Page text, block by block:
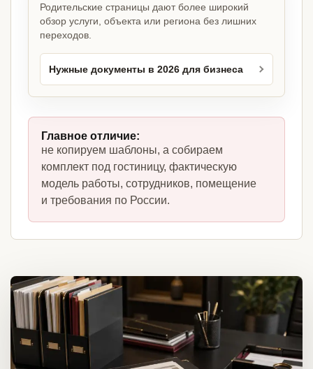
Родительские страницы дают более широкий
обзор услуги, объекта или региона без лишних
переходов.
Нужные документы в 2026 для бизнеса
Главное отличие:
не копируем шаблоны, а собираем
комплект под гостиницу, фактическую
модель работы, сотрудников, помещение
и требования по России.